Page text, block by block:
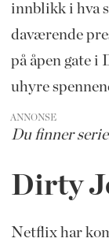
innblikk i hva
daværende
på åpen gate i
uhyre
ANNONSE
Du finner
Dirty
Netflix har